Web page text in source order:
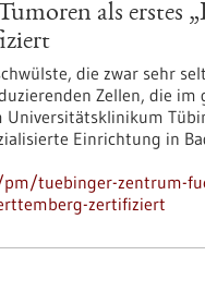
als erstes
die zwar sehr
Zellen, die im
Einrichtung in
tuebinger-zentrum-
zertifiziert